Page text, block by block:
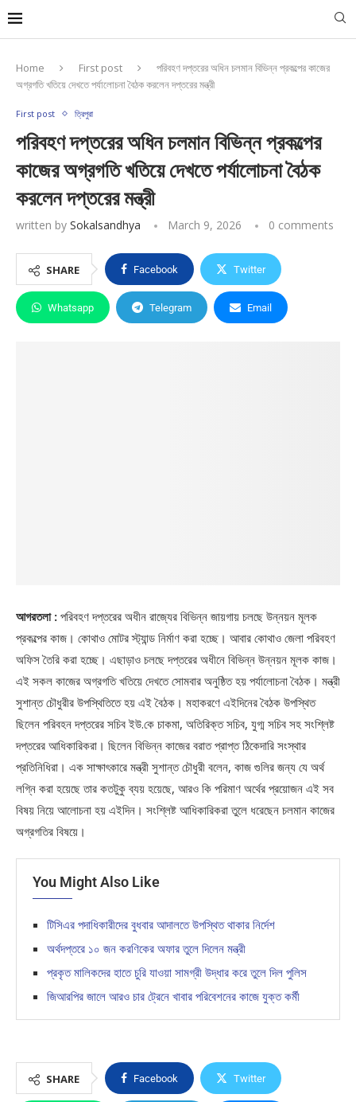
Home First post
পরিবহণ দপ্তরের অধিন চলমান বিভিন্ন প্রকল্পের কাজের
অগ্রগতি খতিয়ে দেখতে পর্যালোচনা বৈঠক করলেন দপ্তরের মন্ত্রী
First post ত্রিপুরা
পরিবহণ দপ্তরের অধিন চলমান বিভিন্ন প্রকল্পের
কাজের অগ্রগতি খতিয়ে দেখতে পর্যালোচনা বৈঠক
করলেন দপ্তরের মন্ত্রী
written by Sokalsandhya March 9, 2026 0 comments
SHARE Facebook Twitter
Whatsapp Telegram Email
আগরতলা : পরিবহণ দপ্তরের অধীন রাজ্যের বিভিন্ন জায়গায় চলছে উন্নয়ন মূলক
প্রকল্পের কাজ। কোথাও মোটর স্ট্যান্ড নির্মাণ করা হচ্ছে। আবার কোথাও জেলা পরিবহণ
অফিস তৈরি করা হচ্ছে। এছাড়াও চলছে দপ্তরের অধীনে বিভিন্ন উন্নয়ন মূলক কাজ।
এই সকল কাজের অগ্রগতি খতিয়ে দেখতে সোমবার অনুষ্ঠিত হয় পর্যালোচনা বৈঠক। মন্ত্রী
সুশান্ত চৌধুরীর উপস্থিতিতে হয় এই বৈঠক। মহাকরণে এইদিনের বৈঠক উপস্থিত
ছিলেন পরিবহন দপ্তরের সচিব ইউ.কে চাকমা, অতিরিক্ত সচিব, যুগ্ম সচিব সহ সংশ্লিষ্ট
দপ্তরের আধিকারিকরা। ছিলেন বিভিন্ন কাজের বরাত প্রাপ্ত ঠিকেদারি সংস্থার
প্রতিনিধিরা। এক সাক্ষাৎকারে মন্ত্রী সুশান্ত চৌধুরী বলেন, কাজ গুলির জন্য যে অর্থ
লগ্নি করা হয়েছে তার কতটুকু ব্যয় হয়েছে, আরও কি পরিমাণ অর্থের প্রয়োজন এই সব
বিষয় নিয়ে আলোচনা হয় এইদিন। সংশ্লিষ্ট আধিকারিকরা তুলে ধরেছেন চলমান কাজের
অগ্রগতির বিষয়ে।
You Might Also Like
টিসিএর পদাধিকারীদের বুধবার আদালতে উপস্থিত থাকার নির্দেশ
অর্থদপ্তরে ১০ জন করণিকের অফার তুলে দিলেন মন্ত্রী
প্রকৃত মালিকদের হাতে চুরি যাওয়া সামগ্রী উদ্ধার করে তুলে দিল পুলিস
জিআরপির জালে আরও চার ট্রেনে খাবার পরিবেশনের কাজে যুক্ত কর্মী
SHARE Facebook Twitter